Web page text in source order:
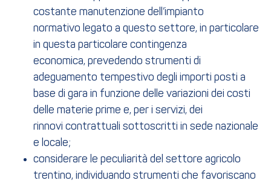
costante manutenzione dell’impianto
normativo legato a questo settore, in particolare
in questa particolare contingenza
economica, prevedendo strumenti di
adeguamento tempestivo degli importi posti a
base di gara in funzione delle variazioni dei costi
delle materie prime e, per i servizi, dei
rinnovi contrattuali sottoscritti in sede nazionale
e locale;
considerare le peculiarità del settore agricolo
trentino, individuando strumenti che favoriscano